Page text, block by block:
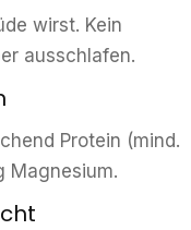
wirst. Kein
ausschlafen.
Protein (mind.
Magnesium.